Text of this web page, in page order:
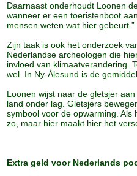
Daarnaast onderhoudt Loonen
wanneer er een toeristenboot
mensen weten wat hier gebeurt.”
Zijn taak is ook het onderzoek
Nederlandse archeologen die
invloed van klimaatverandering.
wel. In Ny-Ålesund is de
Loonen wijst naar de gletsjer
land onder lag. Gletsjers
symbool voor de opwarming.
zo, maar hier maakt hier het
Extra geld voor Nederlands